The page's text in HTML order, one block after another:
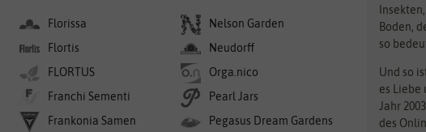
Florissa
Flortis
FLORTUS
Franchi Sementi
Frankonia Samen
Nelson Garden
Neudorff
Orga.nico
Pearl Jars
Pegasus Dream Gardens
Boden,
so
Und so
es Liebe
Jahr
des